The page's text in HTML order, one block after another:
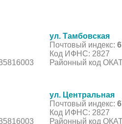
ул. Тамбовская
Почтовый индекс:
Код ИФНС: 2827
Районный код
ул. Центральная
Почтовый индекс:
Код ИФНС: 2827
Районный код